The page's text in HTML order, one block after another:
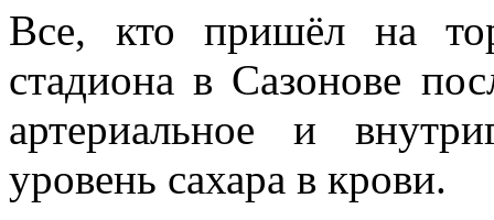
Все, кто пришёл на
стадиона в Сазонове
артериальное и
уровень сахара в крови.